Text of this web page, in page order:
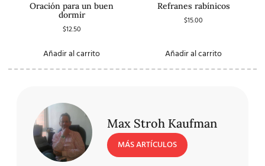
Oración para un buen
dormir
$12.50
Añadir al carrito
Refranes rabínicos
$15.00
Añadir al carrito
Max Stroh Kaufman
MÁS ARTÍCULOS